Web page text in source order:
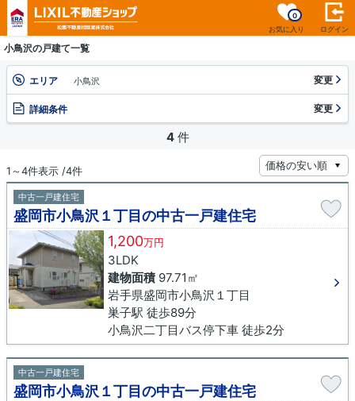
お気に入り
0
ログイン
小鳥沢の戸建て一覧
エリア 小鳥沢 変更
詳細条件 変更
4 件
1～4件表示 /4件
中古一戸建住宅
盛岡市小鳥沢１丁目の中古一戸建住宅
1,200万円
3LDK
建物面積97.71㎡
岩手県盛岡市小鳥沢１丁目
巣子駅 徒歩89分
小鳥沢二丁目バス停下車 徒歩2分
中古一戸建住宅
盛岡市小鳥沢１丁目の中古一戸建住宅